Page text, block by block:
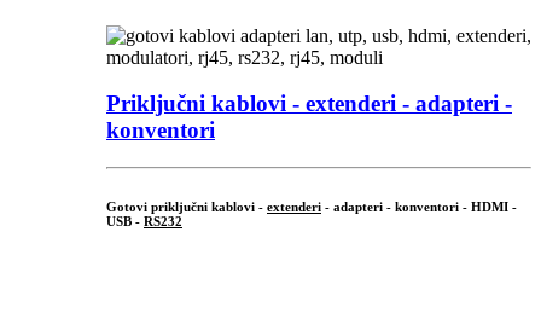
Priključni kablovi - extenderi - adapteri -
konventori
Gotovi priključni kablovi - extenderi - adapteri - konventori - HDMI -
USB - RS232